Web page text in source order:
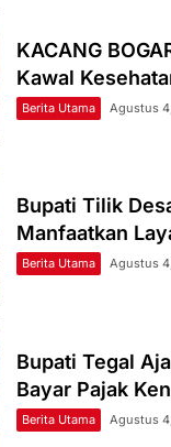
KACANG
Kawal
Berita Utama Agustus
Bupati Tilik
Manfaatkan
Berita Utama Agustus
Bupati Tegal
Bayar Pajak
Berita Utama Agustus